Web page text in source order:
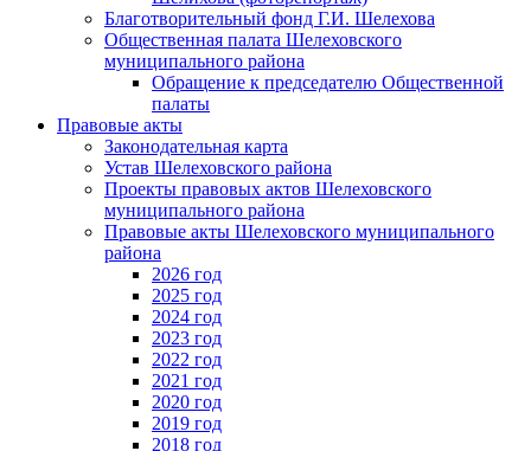
Благотворительный фонд Г.И. Шелехова
Общественная палата Шелеховского
муниципального района
Обращение к председателю Общественной
палаты
Правовые акты
Законодательная карта
Устав Шелеховского района
Проекты правовых актов Шелеховского
муниципального района
Правовые акты Шелеховского муниципального
района
2026 год
2025 год
2024 год
2023 год
2022 год
2021 год
2020 год
2019 год
2018 год